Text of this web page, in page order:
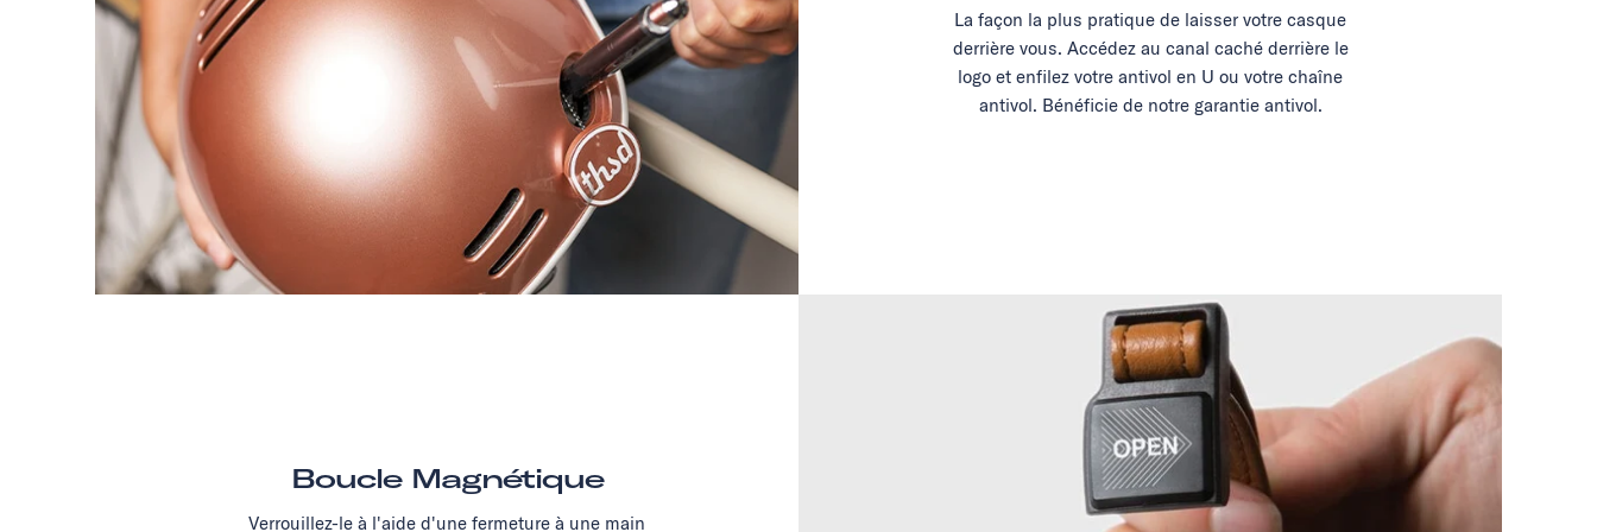
La façon la plus pratique de laisser votre casque
derrière vous. Accédez au canal caché derrière le
logo et enfilez votre antivol en U ou votre chaîne
antivol. Bénéficie de notre garantie antivol.
Boucle Magnétique
Verrouillez-le à l'aide d'une fermeture à une main